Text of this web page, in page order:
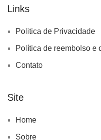
Links
Politica de Privacidade
Política de reembolso e
Contato
Site
Home
Sobre